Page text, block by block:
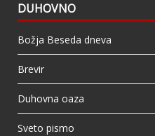
DUHOVNO
Božja Beseda dneva
Brevir
Duhovna oaza
Sveto pismo